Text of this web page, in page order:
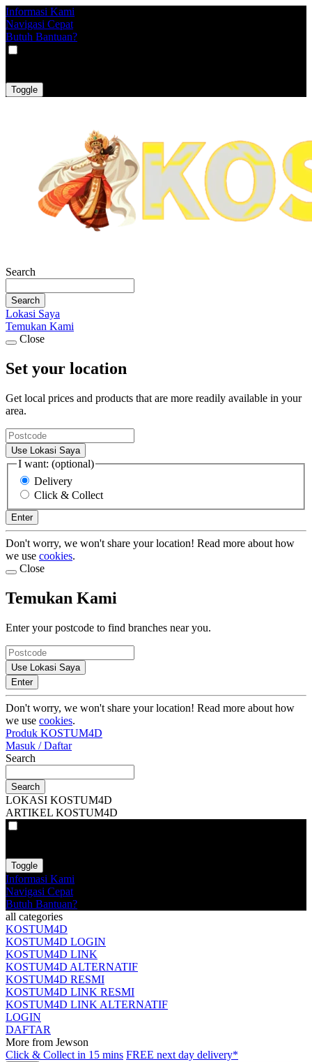
Informasi Kami
Navigasi Cepat
Butuh Bantuan?
Toggle
Search
Search
Lokasi Saya
Temukan Kami
Close
Set your location
Get local prices and products that are more readily available in your
area.
Use Lokasi Saya
I want: (optional)
Delivery
Click & Collect
Enter
Don't worry, we won't share your location! Read more about how
we use cookies.
Close
Temukan Kami
Enter your postcode to find branches near you.
Use Lokasi Saya
Enter
Don't worry, we won't share your location! Read more about how
we use cookies.
Produk KOSTUM4D
Masuk / Daftar
Search
Search
LOKASI KOSTUM4D
ARTIKEL KOSTUM4D
Toggle
Informasi Kami
Navigasi Cepat
Butuh Bantuan?
all categories
KOSTUM4D
KOSTUM4D LOGIN
KOSTUM4D LINK
KOSTUM4D ALTERNATIF
KOSTUM4D RESMI
KOSTUM4D LINK RESMI
KOSTUM4D LINK ALTERNATIF
LOGIN
DAFTAR
More from Jewson
Click & Collect in 15 mins FREE next day delivery*